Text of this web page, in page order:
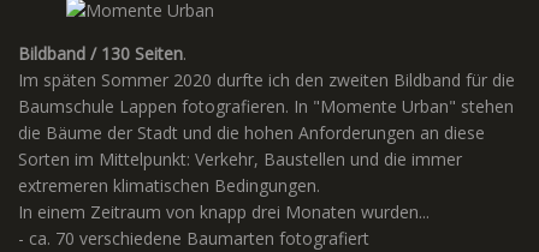
Bildband / 130 Seiten.
Im späten Sommer 2020 durfte ich den zweiten Bildband für die
Baumschule Lappen fotografieren. In "Momente Urban" stehen
die Bäume der Stadt und die hohen Anforderungen an diese
Sorten im Mittelpunkt: Verkehr, Baustellen und die immer
extremeren klimatischen Bedingungen.
In einem Zeitraum von knapp drei Monaten wurden...
- ca. 70 verschiedene Baumarten fotografiert